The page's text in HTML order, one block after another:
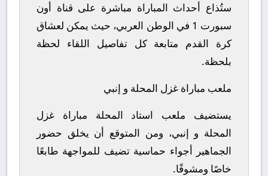
ستُذاع أحداث المباراة مباشرة على قناة أون
سبورت 1 في الوطن العربي، حيث يمكن لعشاق
كرة القدم متابعة كل تفاصيل اللقاء لحظة
بلحظة.
ملعب مباراة غزل المحلة و إنبي
يستضيف ملعب استاد المحلة مباراة غزل
المحلة و إنبي، ومن المتوقع أن يخلق حضور
الجماهير أجواء حماسية تضيف للمواجهة طابعًا
خاصًا ومشوقًا.